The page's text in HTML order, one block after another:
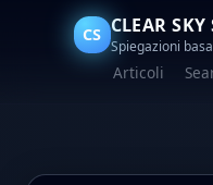
CS CLEAR SKY
Spiegazioni
Articoli